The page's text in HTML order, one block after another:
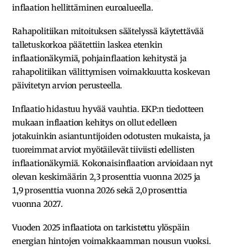
inflaation hellittäminen euroalueella.
Rahapolitiikan mitoituksen säätelyssä käytettävää
talletuskorkoa päätettiin laskea etenkin
inflaationäkymiä, pohjainflaation kehitystä ja
rahapolitiikan välittymisen voimakkuutta koskevan
päivitetyn arvion perusteella.
Inflaatio hidastuu hyvää vauhtia. EKP:n tiedotteen
mukaan inflaation kehitys on ollut edelleen
jotakuinkin asiantuntijoiden odotusten mukaista, ja
tuoreimmat arviot myötäilevät tiiviisti edellisten
inflaationäkymiä. Kokonaisinflaation arvioidaan nyt
olevan keskimäärin 2,3 prosenttia vuonna 2025 ja
1,9 prosenttia vuonna 2026 sekä 2,0 prosenttia
vuonna 2027.
Vuoden 2025 inflaatiota on tarkistettu ylöspäin
energian hintojen voimakkaamman nousun vuoksi.